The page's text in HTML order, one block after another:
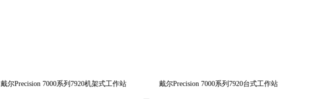
戴尔Precision 7000系列7920机架式工作站 戴尔Precision 7000系列7920台式工作站